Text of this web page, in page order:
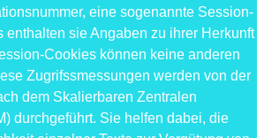
eine sogenannte Session-
enthalten sie Angaben zu ihrer Herkunft
Cookies können keine anderen
Zugrifssmessungen werden von der
dem Skalierbaren Zentralen
durchgeführt. Sie helfen dabei, die